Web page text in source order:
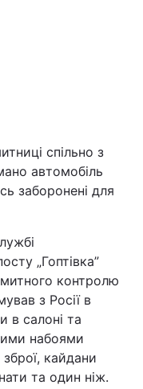
спільно з
автомобіль
заборонені для
„Гоптівка”
митного контролю
з Росії в
в салоні та
набоями
зброї, кайдани
та один ніж.